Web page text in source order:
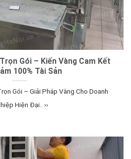
Gói – Kiến Vàng Cam Kết
100% Tài Sản
Gói – Giải Pháp Vàng Cho Doanh
Hiện Đại.. ››